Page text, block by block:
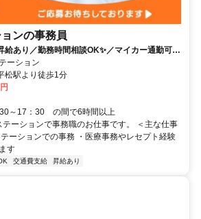
ンの事務員
給あり／勤務時間相談OK✨／マイカー通勤可
ーション
鉄 平松駅より徒歩1分
～17：30 の間で6時間以上
ーションで事務職のお仕事です。 ＜主な仕事
ーションでの事務 ・医療事務やレセプト経験
す
交通費支給 昇給あり